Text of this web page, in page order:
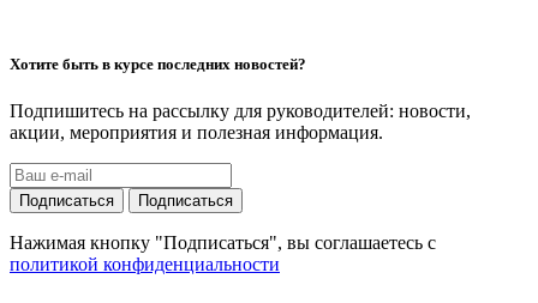
Хотите быть в курсе последних новостей?
Подпишитесь на рассылку для руководителей: новости,
акции, мероприятия и полезная информация.
Подписаться Подписаться
Нажимая кнопку "Подписаться", вы соглашаетесь с
политикой конфиденциальности